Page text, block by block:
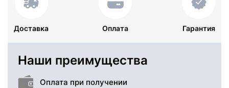
Доставка Оплата Гарантия
Наши преимущества
Оплата при получении